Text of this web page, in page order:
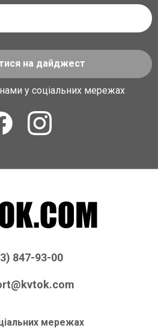
на дайджест
у соціальних мережах
847-93-00
мережах